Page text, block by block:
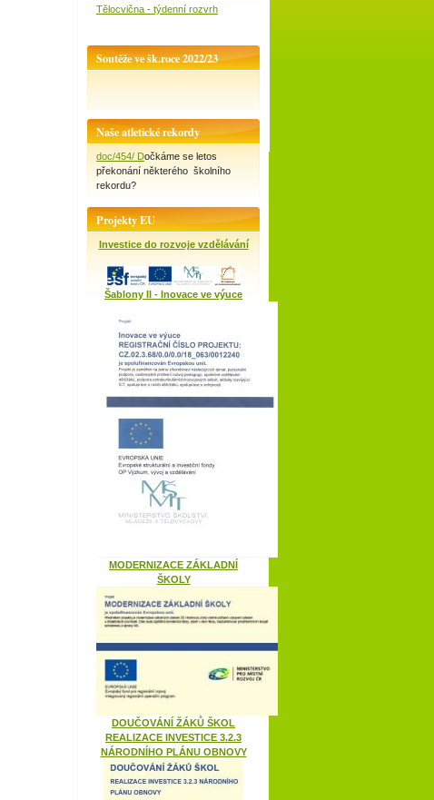
Tělocvična - týdenní rozvrh
Soutěže ve šk.roce 2022/23
Naše atletické rekordy
doc/454/ Dočkáme se letos
překonání některého školního
rekordu?
Projekty EU
Investice do rozvoje vzdělávání
Šablony II - Inovace ve výuce
MODERNIZACE ZÁKLADNÍ
ŠKOLY
DOUČOVÁNÍ ŽÁKŮ ŠKOL
REALIZACE INVESTICE 3.2.3
NÁRODNÍHO PLÁNU OBNOVY